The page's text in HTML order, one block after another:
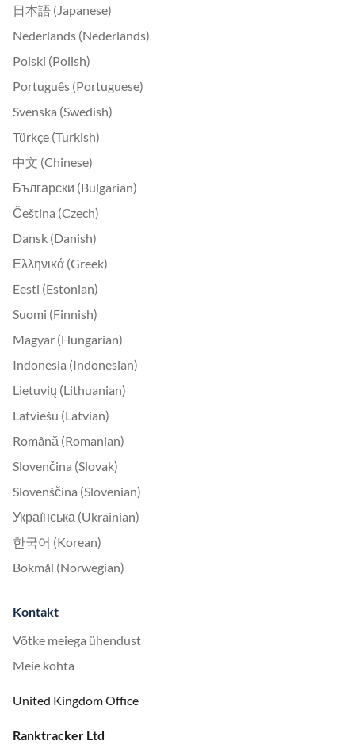
日本語 (Japanese)
Nederlands (Nederlands)
Polski (Polish)
Português (Portuguese)
Svenska (Swedish)
Türkçe (Turkish)
中文 (Chinese)
Български (Bulgarian)
Čeština (Czech)
Dansk (Danish)
Ελληνικά (Greek)
Eesti (Estonian)
Suomi (Finnish)
Magyar (Hungarian)
Indonesia (Indonesian)
Lietuvių (Lithuanian)
Latviešu (Latvian)
Română (Romanian)
Slovenčina (Slovak)
Slovenščina (Slovenian)
Українська (Ukrainian)
한국어 (Korean)
Bokmål (Norwegian)
Kontakt
Võtke meiega ühendust
Meie kohta
United Kingdom Office
Ranktracker Ltd